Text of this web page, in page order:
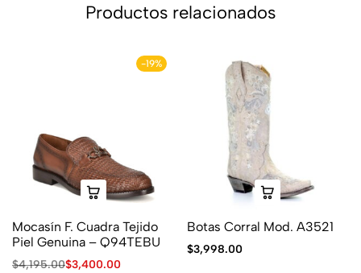
Productos relacionados
-19%
Mocasín F. Cuadra Tejido
Piel Genuina – Q94TEBU
$4,195.00$3,400.00
Botas Corral Mod. A3521
$3,998.00